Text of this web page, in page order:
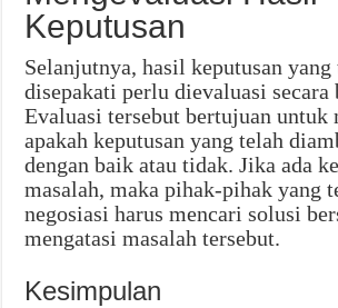
Keputusan
Selanjutnya, hasil keputusan yang
disepakati perlu dievaluasi secara
Evaluasi tersebut bertujuan untuk
apakah keputusan yang telah
dengan baik atau tidak. Jika ada
masalah, maka pihak-pihak yang
negosiasi harus mencari solusi
mengatasi masalah tersebut.
Kesimpulan